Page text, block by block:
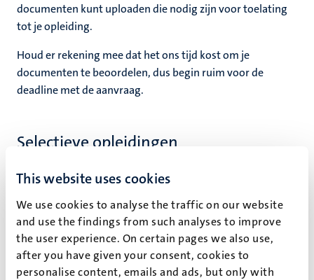
This website uses cookies
We use cookies to analyse the traffic on our website
and use the findings from such analyses to improve
the user experience. On certain pages we also use,
after you have given your consent, cookies to
personalise content, emails and ads, but only with
documenten kunt uploaden die nodig zijn voor toelating
tot je opleiding.
Houd er rekening mee dat het ons tijd kost om je
documenten te beoordelen, dus begin ruim voor de
deadline met de aanvraag.
Selectieve opleidingen
Bekijk ons overzicht vanvrije instroom, selectieve en
numerus fixus bacheloropleidingen. Om erachter te
komen of jouw masteropleiding een selectieprocedure
heeft, ga je naar de webpagina van de specifieke
opleiding.